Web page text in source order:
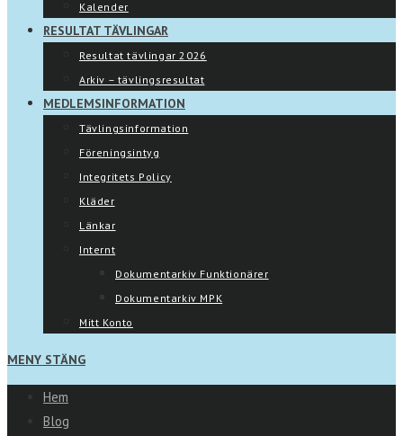
Kalender
RESULTAT TÄVLINGAR
Resultat tävlingar 2026
Arkiv – tävlingsresultat
MEDLEMSINFORMATION
Tävlingsinformation
Föreningsintyg
Integritets Policy
Kläder
Länkar
Internt
Dokumentarkiv Funktionärer
Dokumentarkiv MPK
Mitt Konto
MENY STÄNG
Hem
Blog